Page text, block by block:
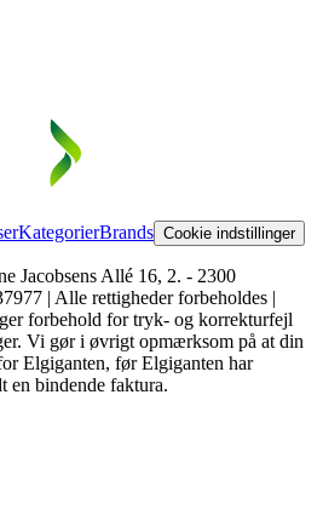
KategorierBrands Cookie indstillinger
Jacobsens Allé 16, 2. - 2300
| Alle rettigheder forbeholdes |
forbehold for tryk- og korrekturfejl
Vi gør i øvrigt opmærksom på at din
Elgiganten, før Elgiganten har
en bindende faktura.